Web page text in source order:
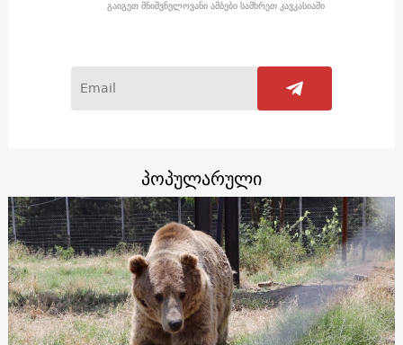
გაიგეთ მნიშვნელოვანი ამბები სამხრეთ კავკასიაში
პოპულარული